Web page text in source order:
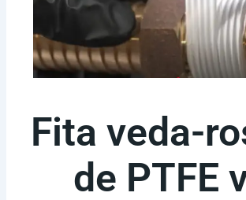
Fita veda-
de PTFE